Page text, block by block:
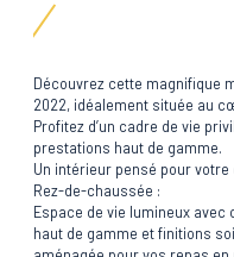
Découvrez cette magnifique
2022, idéalement située au
Profitez d’un cadre de vie
prestations haut de gamme.
Un intérieur pensé pour votre
Rez-de-chaussée :
Espace de vie lumineux
haut de gamme et finitions